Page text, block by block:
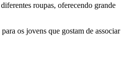
roupas, oferecendo grande
os jovens que gostam de associar